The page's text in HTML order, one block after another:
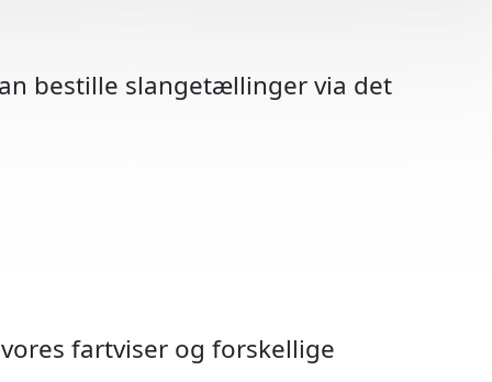
pæl
A22
bestille slangetællinger via det
fartviser og forskellige